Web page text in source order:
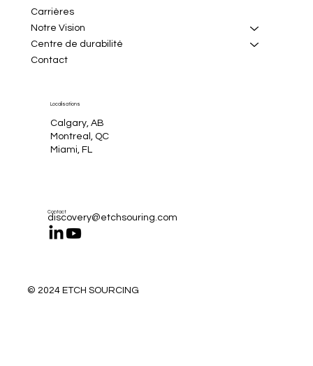
Carrières
Notre Vision
Centre de durabilité
Contact
Contact
discovery@etchsouring.com
Localisations
Calgary, AB
Montreal, QC
Miami, FL
© 2024 ETCH SOURCING